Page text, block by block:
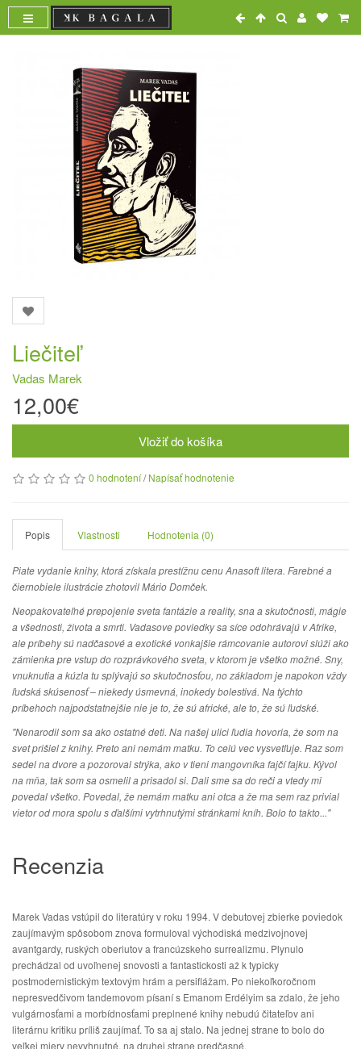
Liečiteľ
Vadas Marek
12,00€
Vložiť do košíka
0 hodnotení/Napísať hodnotenie
Popis Vlastnosti Hodnotenia (0)
Piate vydanie knihy, ktorá získala prestížnu cenu Anasoft litera. Farebné a
čiernobiele ilustrácie zhotovil Mário Domček.
Neopakovateľné prepojenie sveta fantázie a reality, sna a skutočnosti, mágie
a všednosti, života a smrti. Vadasove poviedky sa síce odohrávajú v Afrike,
ale príbehy sú nadčasové a exotické vonkajšie rámcovanie autorovi slúži ako
zámienka pre vstup do rozprávkového sveta, v ktorom je všetko možné. Sny,
vnuknutia a kúzla tu splývajú so skutočnosťou, no základom je napokon vždy
ľudská skúsenosť – niekedy úsmevná, inokedy bolestivá. Na týchto
príbehoch najpodstatnejšie nie je to, že sú africké, ale to, že sú ľudské.
"Nenarodil som sa ako ostatné deti. Na našej ulici ľudia hovoria, že som na
svet prišiel z knihy. Preto ani nemám matku. To celú vec vysvetľuje. Raz som
sedel na dvore a pozoroval strýka, ako v tieni mangovníka fajčí fajku. Kývol
na mňa, tak som sa osmelil a prisadol si. Dali sme sa do reči a vtedy mi
povedal všetko. Povedal, že nemám matku ani otca a že ma sem raz privial
vietor od mora spolu s ďalšími vytrhnutými stránkami kníh. Bolo to takto..."
Recenzia
Marek Vadas vstúpil do literatúry v roku 1994. V debutovej zbierke poviedok
zaujímavým spôsobom znova formuloval východiská medzivojnovej
avantgardy, ruských oberiutov a francúzskeho surrealizmu. Plynulo
prechádzal od uvoľnenej snovosti a fantastickosti až k typicky
postmodernistickým textovým hrám a persiflážam. Po niekoľkoročnom
nepresvedčivom tandemovom písaní s Emanom Erdélyim sa zdalo, že jeho
vulgárnosťami a morbídnosťami preplnené knihy nebudú čitateľov ani
literárnu kritiku príliš zaujímať. To sa aj stalo. Na jednej strane to bolo do
veľkej miery nevyhnutné, na druhej strane predčasné.